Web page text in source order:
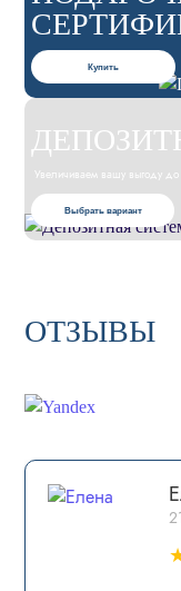
Купить
Увеличиваем вашу выгоду
Выбрать вариант
ОТЗЫВЫ